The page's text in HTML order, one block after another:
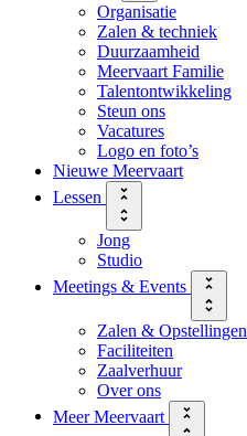
Organisatie
Zalen & techniek
Duurzaamheid
Meervaart Familie
Talentontwikkeling
Steun ons
Vacatures
Logo en foto’s
Nieuwe Meervaart
Lessen
Jong
Studio
Meetings & Events
Zalen & Opstellingen
Faciliteiten
Zaalverhuur
Over ons
Meer Meervaart